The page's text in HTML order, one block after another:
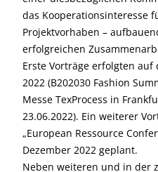
das Kooperationsinteresse
Projektvorhaben –
erfolgreichen
Erste Vorträge erfolgten auf
2022 (B202030 Fashion
Messe TexProcess in
23.06.2022). Ein weiterer
„European Ressource
Dezember 2022 geplant.
Neben weiteren und in der